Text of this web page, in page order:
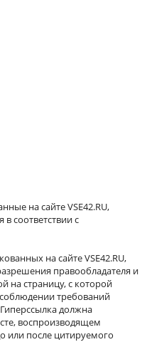
на сайте VSE42.RU,
соответствии с
на сайте VSE42.RU,
правообладателя и
на страницу, с которой
требований
должна
воспроизводящем
или после цитируемого